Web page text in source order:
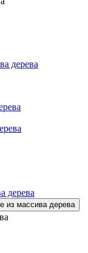
дерева
дерева
из массива дерева